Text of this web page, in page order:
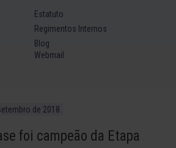
Estatuto
Regimentos Internos
Blog
Webmail
de 2018
foi campeão da Etapa